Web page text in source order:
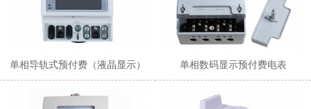
单相导轨式预付费（液晶显示） 单相数码显示预付费电表